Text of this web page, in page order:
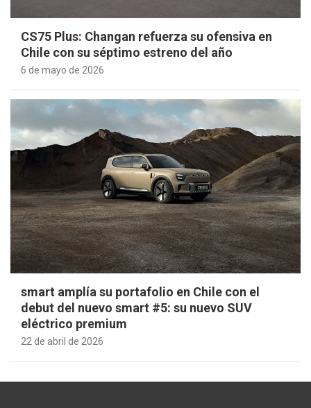
CS75 Plus: Changan refuerza su ofensiva en
Chile con su séptimo estreno del año
6 de mayo de 2026
smart amplía su portafolio en Chile con el
debut del nuevo smart #5: su nuevo SUV
eléctrico premium
22 de abril de 2026